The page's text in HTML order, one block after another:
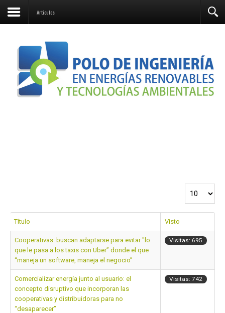
Articulos
Título Visto
Cooperativas: buscan adaptarse para evitar "lo
que le pasa a los taxis con Uber” donde el que
“maneja un software, maneja el negocio”
Visitas: 695
Comercializar energía junto al usuario: el
concepto disruptivo que incorporan las
cooperativas y distribuidoras para no
“desaparecer”
Visitas: 742